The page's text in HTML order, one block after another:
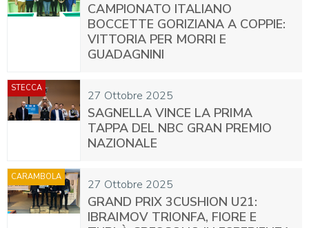
CAMPIONATO ITALIANO
BOCCETTE GORIZIANA A COPPIE:
VITTORIA PER MORRI E
GUADAGNINI
27 Ottobre 2025
STECCA
SAGNELLA VINCE LA PRIMA
TAPPA DEL NBC GRAN PREMIO
NAZIONALE
27 Ottobre 2025
CARAMBOLA
GRAND PRIX 3CUSHION U21:
IBRAIMOV TRIONFA, FIORE E